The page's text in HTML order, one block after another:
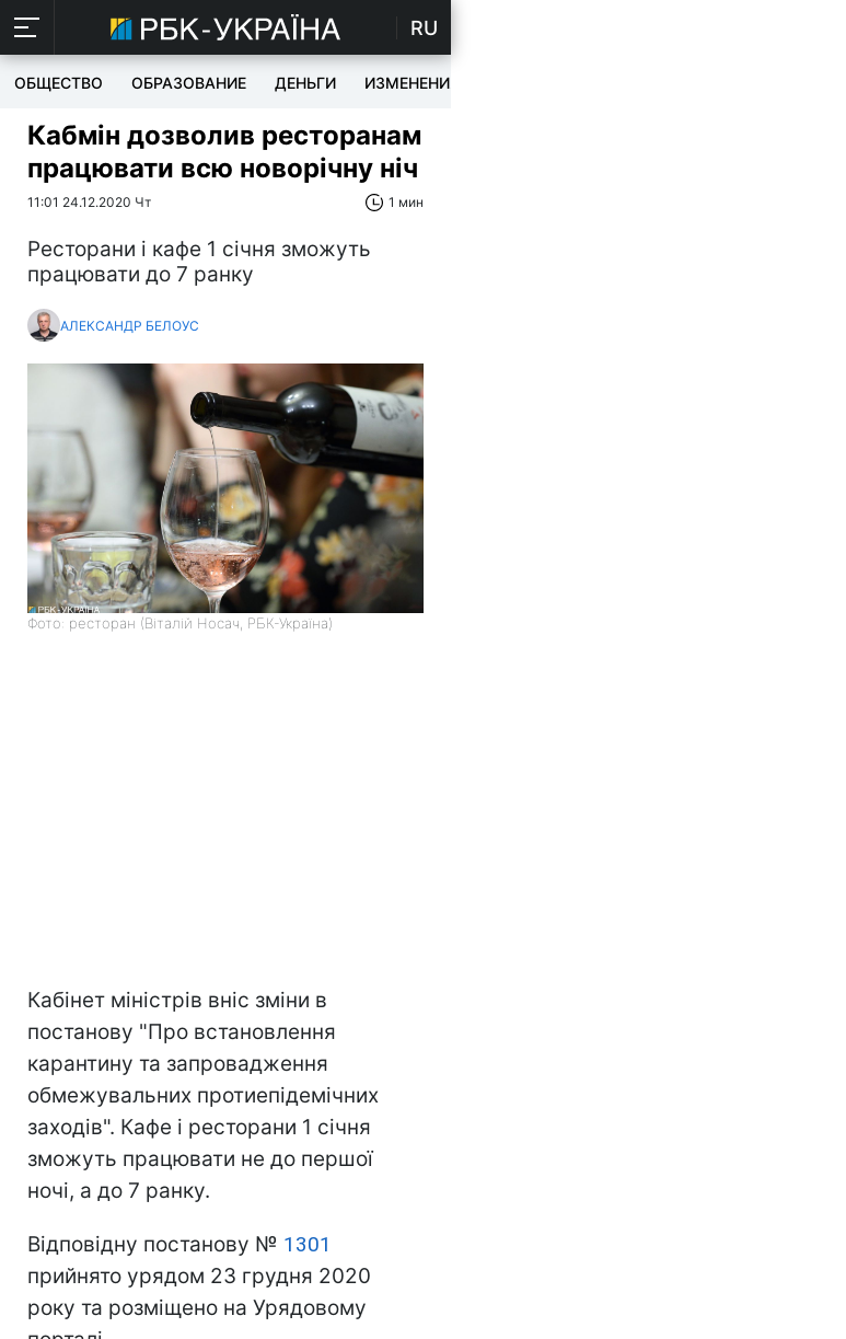
RU
ОБЩЕСТВО ОБРАЗОВАНИЕ ДЕНЬГИ ИЗМЕНЕНИЯ
Кабмін дозволив ресторанам
працювати всю новорічну ніч
11:01 24.12.2020 Чт 1 мин
Ресторани і кафе 1 січня зможуть
працювати до 7 ранку
АЛЕКСАНДР БЕЛОУС
Фото: ресторан (Віталій Носач, РБК-Україна)
Кабінет міністрів вніс зміни в
постанову "Про встановлення
карантину та запровадження
обмежувальних протиепідемічних
заходів". Кафе і ресторани 1 січня
зможуть працювати не до першої
ночі, а до 7 ранку.
Відповідну постанову № 1301
прийнято урядом 23 грудня 2020
року та розміщено на Урядовому